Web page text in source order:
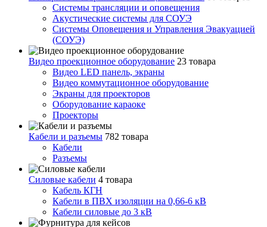
Cистемы трансляции и оповещения
Акустические системы для СОУЭ
Системы Оповещения и Управления Эвакуацией
(СОУЭ)
Видео проекционное оборудование 23 товара
Видео LED панель, экраны
Видео коммутационное оборудование
Экраны для проекторов
Оборудование караоке
Проекторы
Кабели и разъемы 782 товара
Кабели
Разъемы
Силовые кабели 4 товара
Кабель КГН
Кабели в ПВХ изоляции на 0,66-6 кВ
Кабели силовые до 3 кВ